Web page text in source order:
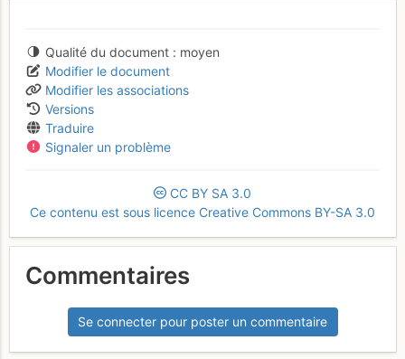
Qualité du document
moyen
Modifier le document
Modifier les associations
Versions
Traduire
Signaler un problème
CC BY SA 3.0
Ce contenu est sous licence Creative Commons BY-SA 3.0
Commentaires
Se connecter pour poster un commentaire